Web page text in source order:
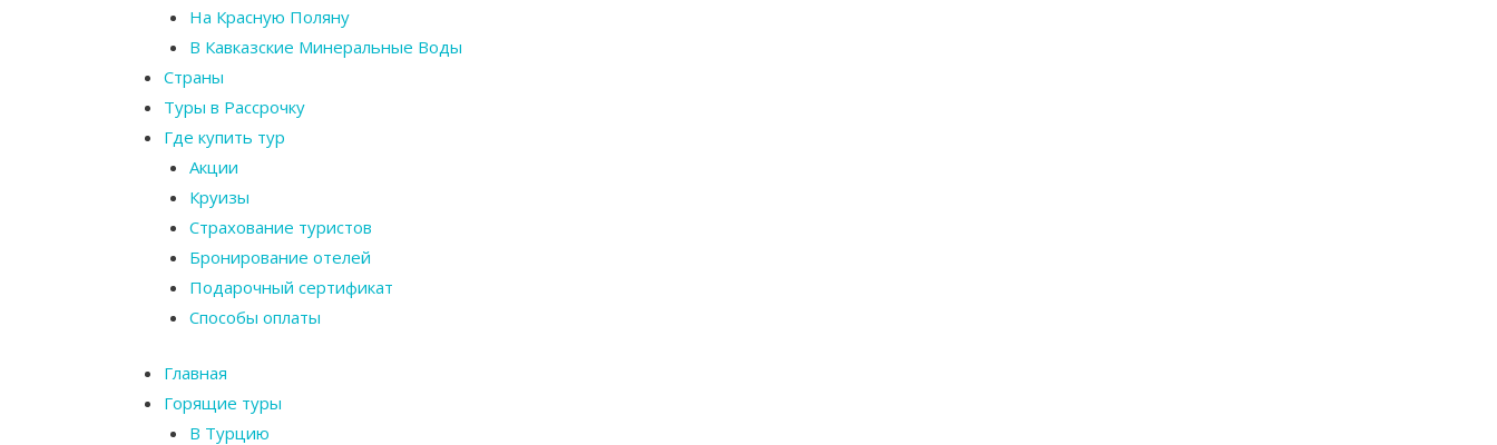
На Красную Поляну
В Кавказские Минеральные Воды
Страны
Туры в Рассрочку
Где купить тур
Акции
Круизы
Страхование туристов
Бронирование отелей
Подарочный сертификат
Способы оплаты
Главная
Горящие туры
В Турцию